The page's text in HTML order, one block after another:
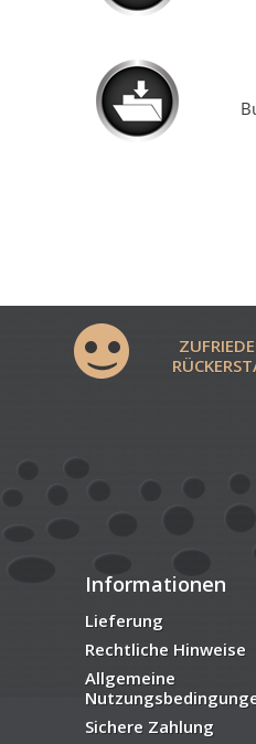
Informationen
Lieferung
Rechtliche Hinweise
Allgemeine
Sichere Zahlung